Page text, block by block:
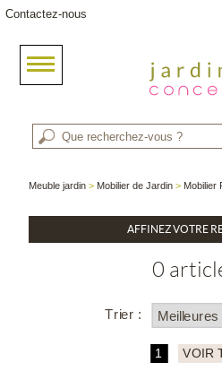
Contactez-nous
Meuble jardin > Mobilier de Jardin > Mobilier
AFFINEZ VOTRE
0
Trier :
1 VOIR